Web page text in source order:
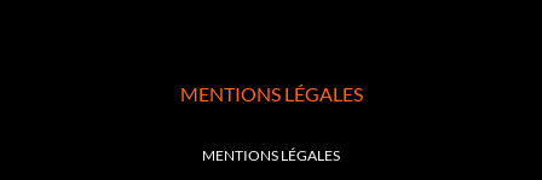
MENTIONS LÉGALES
MENTIONS LÉGALES